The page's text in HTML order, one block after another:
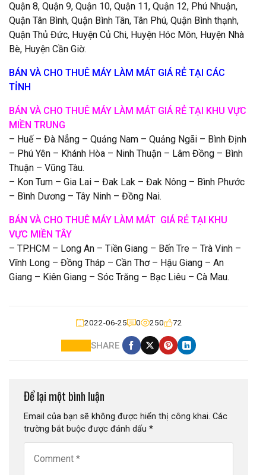
Quận 8, Quận 9, Quận 10, Quận 11, Quận 12, Phú Nhuận,
Quận Tân Bình, Quận Bình Tân, Tân Phú, Quận Bình thạnh,
Quận Thủ Đức, Huyện Củ Chi, Huyện Hóc Môn, Huyện Nhà
Bè, Huyện Cần Giờ.
BÁN VÀ CHO THUÊ MÁY LÀM MÁT GIÁ RẺ TẠI CÁC
TỈNH
BÁN VÀ CHO THUÊ MÁY LÀM MÁT GIÁ RẺ TẠI KHU VỰC
MIỀN TRUNG
– Huế – Đà Nẳng – Quảng Nam – Quảng Ngãi – Bình Định
– Phú Yên – Khánh Hòa – Ninh Thuận – Lâm Đồng – Bình
Thuận – Vũng Tàu.
– Kon Tum – Gia Lai – Đak Lak – Đak Nông – Bình Phước
– Bình Dương – Tây Ninh – Đồng Nai.
BÁN VÀ CHO THUÊ MÁY LÀM MÁT GIÁ RẺ TẠI KHU
VỰC MIỀN TÂY
– TP.HCM – Long An – Tiền Giang – Bến Tre – Trà Vinh –
Vĩnh Long – Đồng Tháp – Cần Thơ – Hậu Giang – An
Giang – Kiên Giang – Sóc Trăng – Bạc Liêu – Cà Mau.
2022-06-25 0 250 72
SHARE
Để lại một bình luận
Email của bạn sẽ không được hiển thị công khai. Các
trường bắt buộc được đánh dấu *